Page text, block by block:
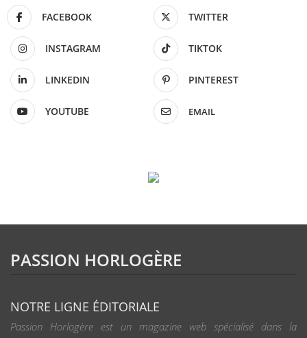
FACEBOOK TWITTER
INSTAGRAM TIKTOK
LINKEDIN PINTEREST
YOUTUBE EMAIL
PASSION HORLOGÈRE
NOTRE LIGNE ÉDITORIALE
Passion Horlogère est un magazine web spécialisé dans la